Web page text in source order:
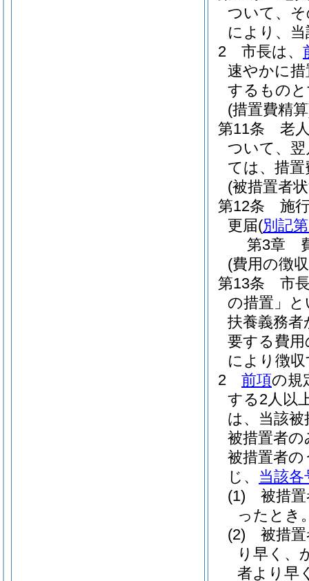
ついて、
により、
2
市長は、
速やかに
するもの
(措置費精
第11条
老
ついて、
ては、措置
(被措置者
第12条
施
更届(別記
第3章
(費用の徴
第13条
市
の措置」
扶養義務
要する費
により徴
2
前項の規
する2人以
は、当該
被措置者
被措置者
じ、 当該各
(1)
被措
ったとき
(2)
被措
り早く、
者より早